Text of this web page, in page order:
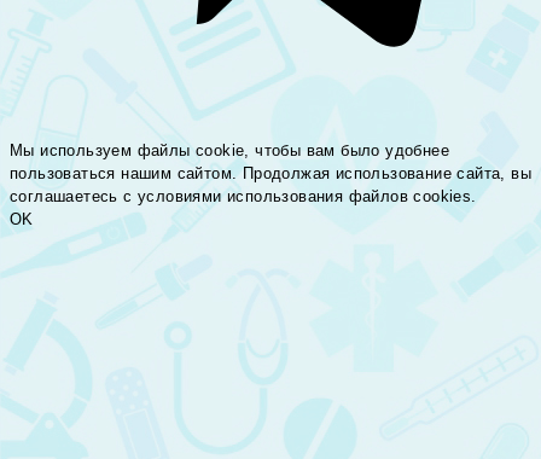
Мы используем файлы cookie, чтобы вам было удобнее
пользоваться нашим сайтом. Продолжая использование сайта, вы
соглашаетесь c условиями использования файлов cookies.
OK